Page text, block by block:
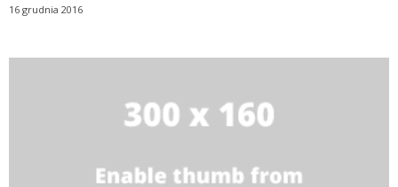
16 grudnia 2016